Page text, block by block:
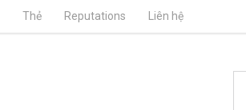
Thẻ Reputations Liên hệ